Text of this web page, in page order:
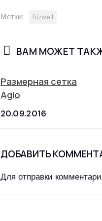
Метки: fitzwell
ВАМ МОЖЕТ
Размерная сетка
Agio
20.09.2016
ДОБАВИТЬ
Для отправки